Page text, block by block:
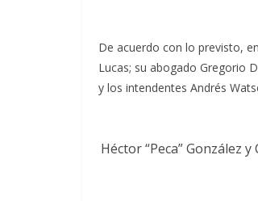
De acuerdo con lo previsto,
Lucas; su abogado Gregorio
y los intendentes Andrés
Héctor “Peca” González